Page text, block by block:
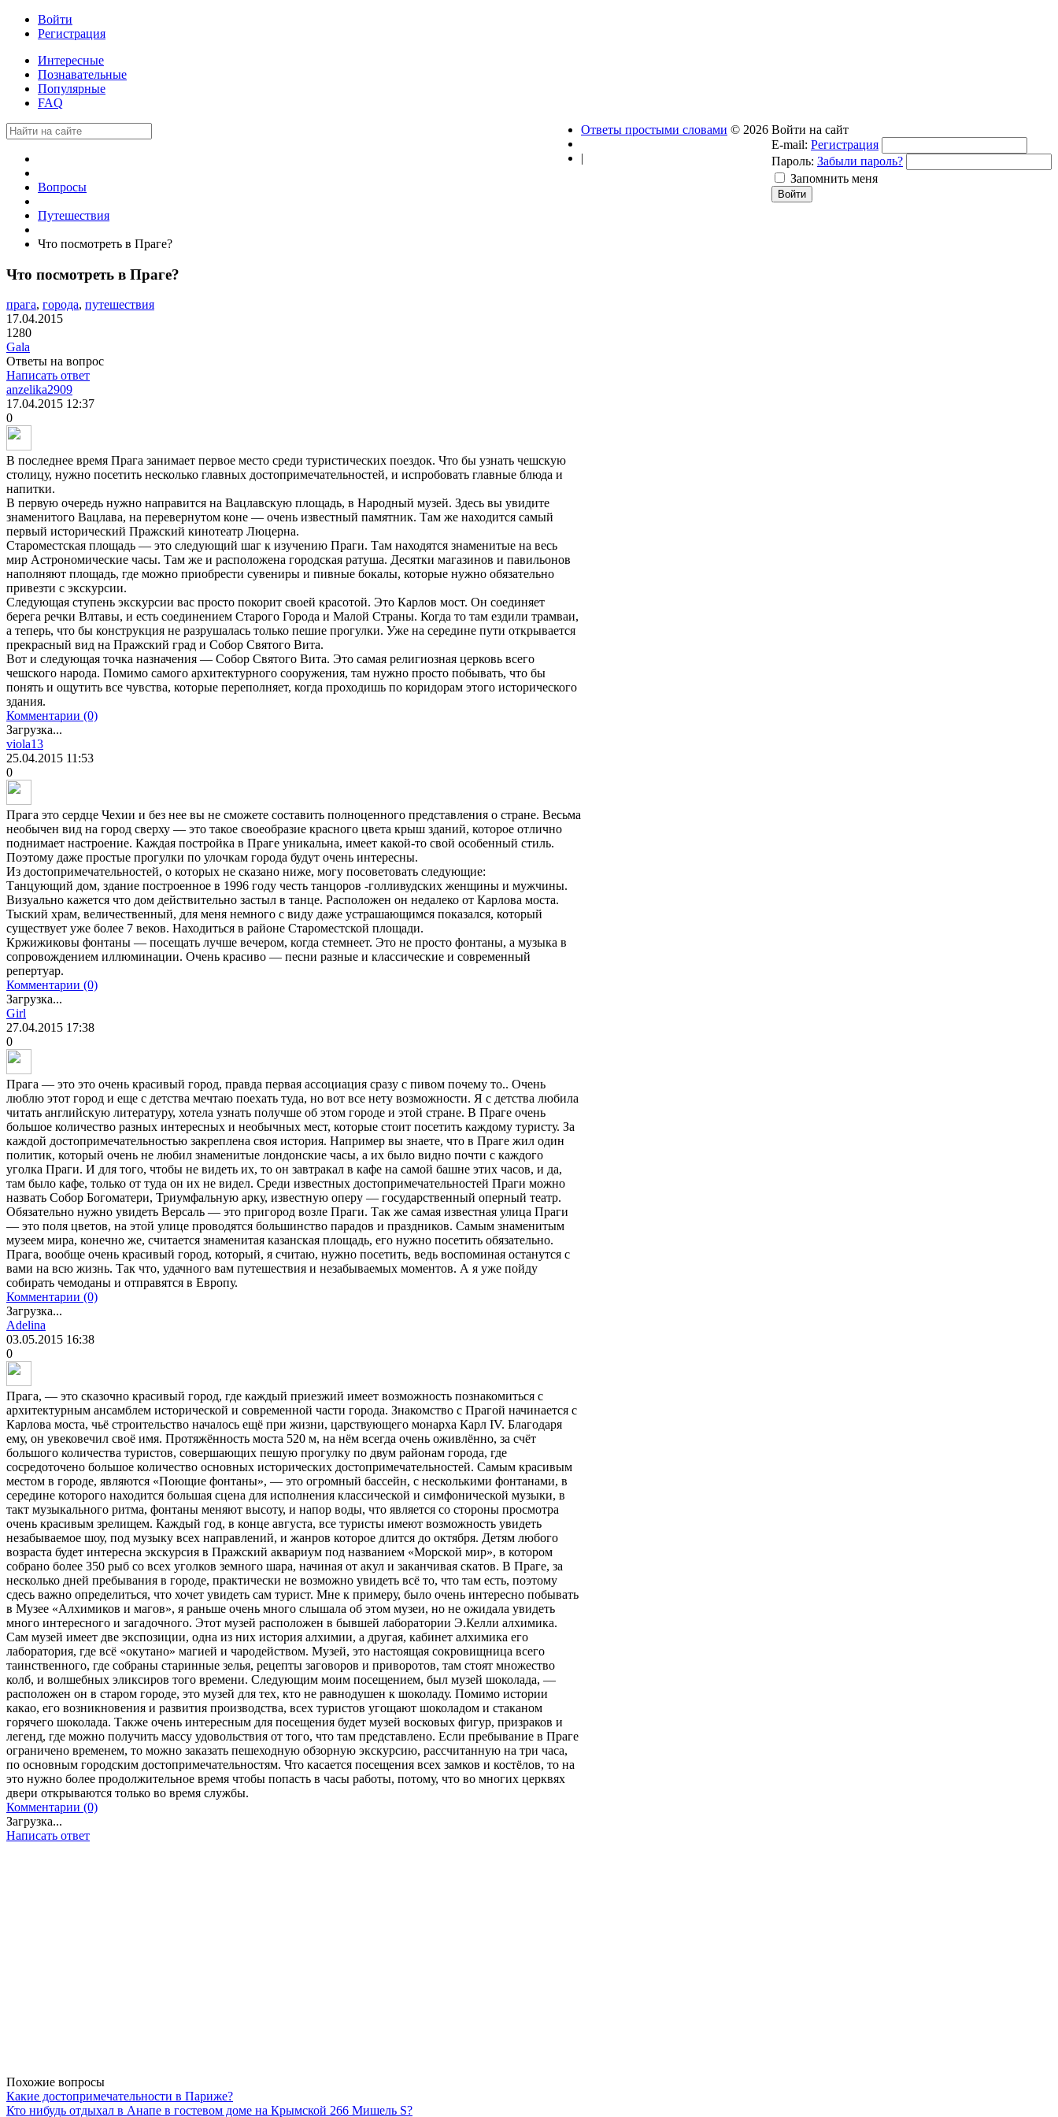
Войти
Регистрация
Интересные
Познавательные
Популярные
FAQ
Вопросы
Путешествия
Что посмотреть в Праге?
Что посмотреть в Праге?
прага, города, путешествия
17.04.2015
1280
Gala
Ответы на вопрос
Написать ответ
anzelika2909
17.04.2015 12:37
0
В последнее время Прага занимает первое место среди туристических поездок. Что бы узнать чешскую
столицу, нужно посетить несколько главных достопримечательностей, и испробовать главные блюда и
напитки.
В первую очередь нужно направится на Вацлавскую площадь, в Народный музей. Здесь вы увидите
знаменитого Вацлава, на перевернутом коне — очень известный памятник. Там же находится самый
первый исторический Пражский кинотеатр Люцерна.
Староместская площадь — это следующий шаг к изучению Праги. Там находятся знаменитые на весь
мир Астрономические часы. Там же и расположена городская ратуша. Десятки магазинов и павильонов
наполняют площадь, где можно приобрести сувениры и пивные бокалы, которые нужно обязательно
привезти с экскурсии.
Следующая ступень экскурсии вас просто покорит своей красотой. Это Карлов мост. Он соединяет
берега речки Влтавы, и есть соединением Старого Города и Малой Страны. Когда то там ездили трамваи,
а теперь, что бы конструкция не разрушалась только пешие прогулки. Уже на середине пути открывается
прекрасный вид на Пражский град и Собор Святого Вита.
Вот и следующая точка назначения — Собор Святого Вита. Это самая религиозная церковь всего
чешского народа. Помимо самого архитектурного сооружения, там нужно просто побывать, что бы
понять и ощутить все чувства, которые переполняет, когда проходишь по коридорам этого исторического
здания.
Комментарии (0)
Загрузка...
viola13
25.04.2015 11:53
0
Прага это сердце Чехии и без нее вы не сможете составить полноценного представления о стране. Весьма
необычен вид на город сверху — это такое своеобразие красного цвета крыш зданий, которое отлично
поднимает настроение. Каждая постройка в Праге уникальна, имеет какой-то свой особенный стиль.
Поэтому даже простые прогулки по улочкам города будут очень интересны.
Из достопримечательностей, о которых не сказано ниже, могу посоветовать следующие:
Танцующий дом, здание построенное в 1996 году честь танцоров -голливудских женщины и мужчины.
Визуально кажется что дом действительно застыл в танце. Расположен он недалеко от Карлова моста.
Тыский храм, величественный, для меня немного с виду даже устрашающимся показался, который
существует уже более 7 веков. Находиться в районе Староместской площади.
Кржижиковы фонтаны — посещать лучше вечером, когда стемнеет. Это не просто фонтаны, а музыка в
сопровождением иллюминации. Очень красиво — песни разные и классические и современный
репертуар.
Комментарии (0)
Загрузка...
Girl
27.04.2015 17:38
0
Прага — это это очень красивый город, правда первая ассоциация сразу с пивом почему то.. Очень
люблю этот город и еще с детства мечтаю поехать туда, но вот все нету возможности. Я с детства любила
читать английскую литературу, хотела узнать получше об этом городе и этой стране. В Праге очень
большое количество разных интересных и необычных мест, которые стоит посетить каждому туристу. За
каждой достопримечательностью закреплена своя история. Например вы знаете, что в Праге жил один
политик, который очень не любил знаменитые лондонские часы, а их было видно почти с каждого
уголка Праги. И для того, чтобы не видеть их, то он завтракал в кафе на самой башне этих часов, и да,
там было кафе, только от туда он их не видел. Среди известных достопримечательностей Праги можно
назвать Собор Богоматери, Триумфальную арку, известную оперу — государственный оперный театр.
Обязательно нужно увидеть Версаль — это пригород возле Праги. Так же самая известная улица Праги
— это поля цветов, на этой улице проводятся большинство парадов и праздников. Самым знаменитым
музеем мира, конечно же, считается знаменитая казанская площадь, его нужно посетить обязательно.
Прага, вообще очень красивый город, который, я считаю, нужно посетить, ведь воспоминая останутся с
вами на всю жизнь. Так что, удачного вам путешествия и незабываемых моментов. А я уже пойду
собирать чемоданы и отправятся в Европу.
Комментарии (0)
Загрузка...
Adelina
03.05.2015 16:38
0
Прага, — это сказочно красивый город, где каждый приезжий имеет возможность познакомиться с
архитектурным ансамблем исторической и современной части города. Знакомство с Прагой начинается с
Карлова моста, чьё строительство началось ещё при жизни, царствующего монарха Карл IV. Благодаря
ему, он увековечил своё имя. Протяжённость моста 520 м, на нём всегда очень оживлённо, за счёт
большого количества туристов, совершающих пешую прогулку по двум районам города, где
сосредоточено большое количество основных исторических достопримечательностей. Самым красивым
местом в городе, являются «Поющие фонтаны», — это огромный бассейн, с несколькими фонтанами, в
середине которого находится большая сцена для исполнения классической и симфонической музыки, в
такт музыкального ритма, фонтаны меняют высоту, и напор воды, что является со стороны просмотра
очень красивым зрелищем. Каждый год, в конце августа, все туристы имеют возможность увидеть
незабываемое шоу, под музыку всех направлений, и жанров которое длится до октября. Детям любого
возраста будет интересна экскурсия в Пражский аквариум под названием «Морской мир», в котором
собрано более 350 рыб со всех уголков земного шара, начиная от акул и заканчивая скатов. В Праге, за
несколько дней пребывания в городе, практически не возможно увидеть всё то, что там есть, поэтому
сдесь важно определиться, что хочет увидеть сам турист. Мне к примеру, было очень интересно побывать
в Музее «Алхимиков и магов», я раньше очень много слышала об этом музеи, но не ожидала увидеть
много интересного и загадочного. Этот музей расположен в бывшей лаборатории Э.Келли алхимика.
Сам музей имеет две экспозиции, одна из них история алхимии, а другая, кабинет алхимика его
лаборатория, где всё «окутано» магией и чародейством. Музей, это настоящая сокровищница всего
таинственного, где собраны старинные зелья, рецепты заговоров и приворотов, там стоят множество
колб, и волшебных эликсиров того времени. Следующим моим посещением, был музей шоколада, —
расположен он в старом городе, это музей для тех, кто не равнодушен к шоколаду. Помимо истории
какао, его возникновения и развития производства, всех туристов угощают шоколадом и стаканом
горячего шоколада. Также очень интересным для посещения будет музей восковых фигур, призраков и
легенд, где можно получить массу удовольствия от того, что там представлено. Если пребывание в Праге
ограничено временем, то можно заказать пешеходную обзорную экскурсию, рассчитанную на три часа,
по основным городским достопримечательностям. Что касается посещения всех замков и костёлов, то на
это нужно более продолжительное время чтобы попасть в часы работы, потому, что во многих церквях
двери открываются только во время службы.
Комментарии (0)
Загрузка...
Написать ответ
Похожие вопросы
Какие достопримечательности в Париже?
Кто нибудь отдыхал в Анапе в гостевом доме на Крымской 266 Мишель S?
Войти на сайт
E-mail: Регистрация
Пароль: Забыли пароль?
Запомнить меня
Ответы простыми словами © 2026
|